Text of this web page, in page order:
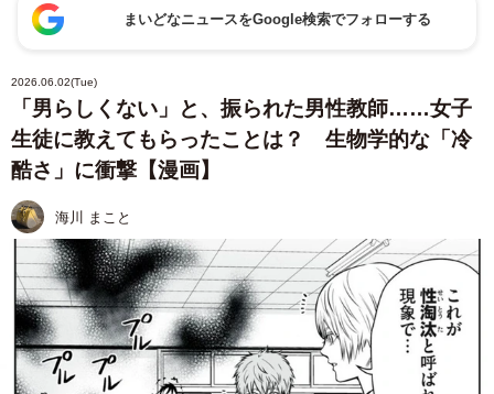
まいどなニュースをGoogle検索でフォローする
2026.06.02(Tue)
「男らしくない」と、振られた男性教師……女子
生徒に教えてもらったことは？ 生物学的な「冷
酷さ」に衝撃【漫画】
海川 まこと